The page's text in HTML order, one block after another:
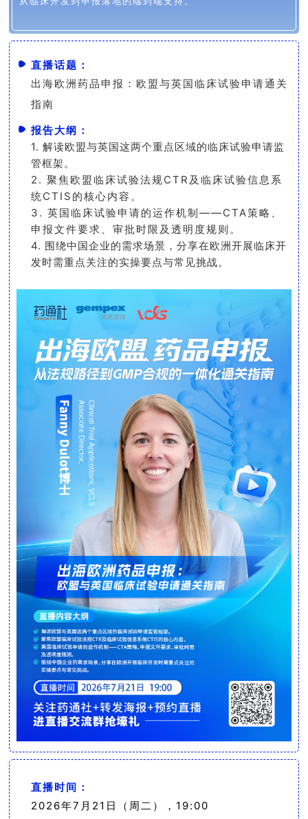
直播话题：
出海欧洲药品申报：欧盟与英国临床试验申请通关
指南
报告大纲：
1. 解读欧盟与英国这两个重点区域的临床试验申请监
管框架。
2. 聚焦欧盟临 床试验法规CTR 及临床试验信息系
统CTIS 的核心内容。
3.英国临床试验申请的运作机制——CTA策略、
申报文件要求、审批时限及透明度规则 。
4. 围绕中国企业的需求场景，分享在欧洲开展临床开
发时需重点关注的实操要点与常见挑战。
直播时间：
2026年7月21日（周二），19: 00